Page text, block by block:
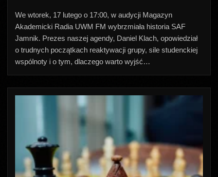
We wtorek, 17 lutego o 17:00, w audycji Magazyn
Akademicki Radia UWM FM wybrzmiała historia SAF
Jamnik. Prezes naszej agendy, Daniel Klach, opowiedział
o trudnych początkach reaktywacji grupy, sile studenckiej
wspólnoty i o tym, dlaczego warto wyjść…